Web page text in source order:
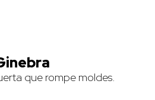
que rompe moldes.